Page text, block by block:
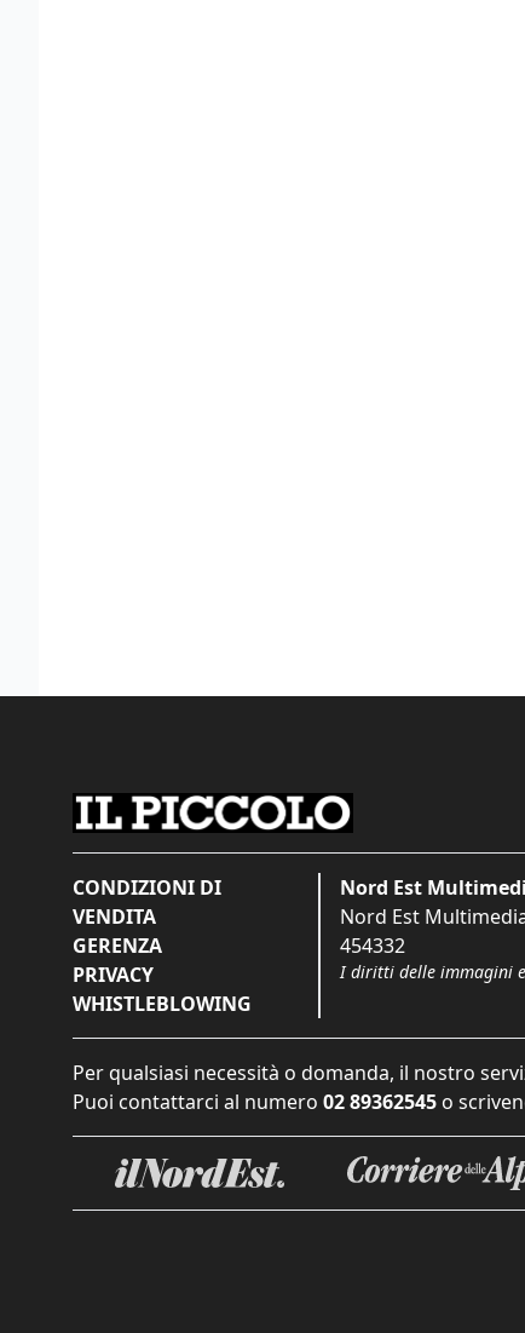
CONDIZIONI DI
VENDITA
GERENZA
PRIVACY
WHISTLEBLOWING
Nord Est
Nord Est Multimedia
454332
I diritti delle immagini
Per qualsiasi necessità o domanda, il nostro
Puoi contattarci al numero 02 89362545 o